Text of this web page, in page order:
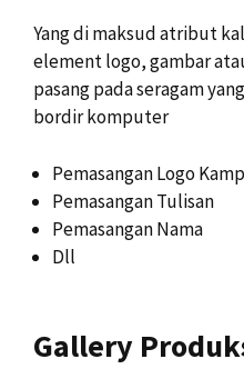
Yang di maksud atribut
element logo, gambar
pasang pada seragam
bordir komputer
Pemasangan Logo
Pemasangan Tulisan
Pemasangan Nama
Dll
Gallery